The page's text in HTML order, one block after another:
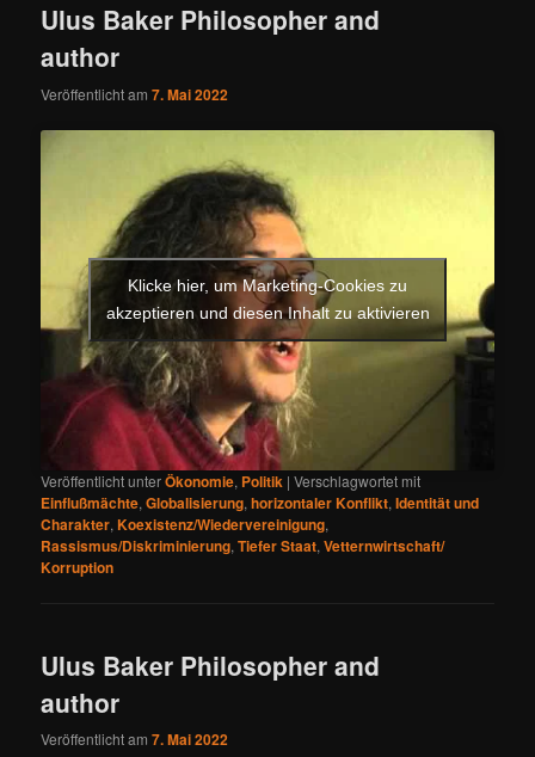
Ulus Baker Philosopher and
author
Veröffentlicht am7. Mai 2022
Klicke hier, um Marketing-Cookies zu
akzeptieren und diesen Inhalt zu aktivieren
Veröffentlicht unterÖkonomie, Politik |Verschlagwortet mit
Einflußmächte,Globalisierung,horizontaler Konflikt,Identität und
Charakter,Koexistenz/Wiedervereinigung,
Rassismus/Diskriminierung,Tiefer Staat,Vetternwirtschaft/
Korruption
Ulus Baker Philosopher and
author
Veröffentlicht am7. Mai 2022